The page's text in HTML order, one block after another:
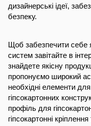
дизайнерські ідеї,
безпеку.
Щоб забезпечити себе
систем завітайте в
знайдете якісну
пропонуємо широкий
необхідні елементи
гіпсокартонних
профіль для
гіпсокартонні